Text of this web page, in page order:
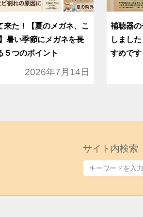
来た！【夏のメガネ、こ
暑い季節にメガネを長
５つのポイント
2026年7月14日
補聴器
しまし
すめです
サイト内検索